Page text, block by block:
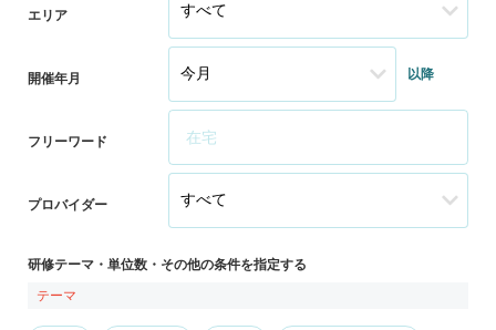
エリア
開催年月 以降
フリーワード
プロバイダー
研修テーマ・単位数・その他の条件を指定する
テーマ